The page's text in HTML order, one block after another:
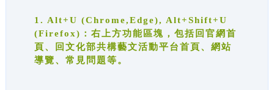
1. Alt+U (Chrome,Edge), Alt+Shift+U
(Firefox)：右上方功能區塊，包括回官網首
頁、回文化部共構藝文活動平台首頁、網站
導覽、常見問題等。